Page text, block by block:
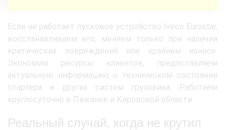
Если не работает пусковое устройство Iveco Eurostar,
восстанавливаем его, меняем только при наличии
критических повреждений или крайнем износе.
Экономим ресурсы клиентов, предоставляем
актуальную информацию о техническом состоянии
стартера и других систем грузовика. Работаем
круглосуточно в Пижанке и Кировской области.
Реальный случай, когда не крутил